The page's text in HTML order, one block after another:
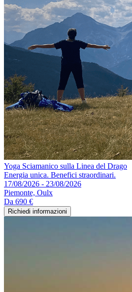
Yoga Sciamanico sulla Linea del Drago
Energia unica. Benefici straordinari.
17/08/2026 - 23/08/2026
Piemonte, Oulx
Da 690 €
Richiedi informazioni